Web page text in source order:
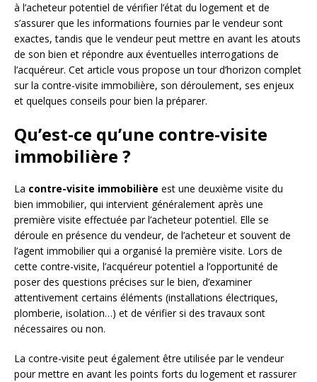
à l’acheteur potentiel de vérifier l’état du logement et de
s’assurer que les informations fournies par le vendeur sont
exactes, tandis que le vendeur peut mettre en avant les atouts
de son bien et répondre aux éventuelles interrogations de
l’acquéreur. Cet article vous propose un tour d’horizon complet
sur la contre-visite immobilière, son déroulement, ses enjeux
et quelques conseils pour bien la préparer.
Qu’est-ce qu’une contre-visite
immobilière ?
La contre-visite immobilière est une deuxième visite du
bien immobilier, qui intervient généralement après une
première visite effectuée par l’acheteur potentiel. Elle se
déroule en présence du vendeur, de l’acheteur et souvent de
l’agent immobilier qui a organisé la première visite. Lors de
cette contre-visite, l’acquéreur potentiel a l’opportunité de
poser des questions précises sur le bien, d’examiner
attentivement certains éléments (installations électriques,
plomberie, isolation…) et de vérifier si des travaux sont
nécessaires ou non.
La contre-visite peut également être utilisée par le vendeur
pour mettre en avant les points forts du logement et rassurer